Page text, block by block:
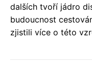
dalších tvoří jádro
budoucnost
zjistili více o této